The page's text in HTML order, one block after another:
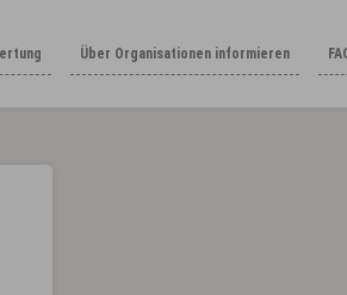
Über Organisationen informieren